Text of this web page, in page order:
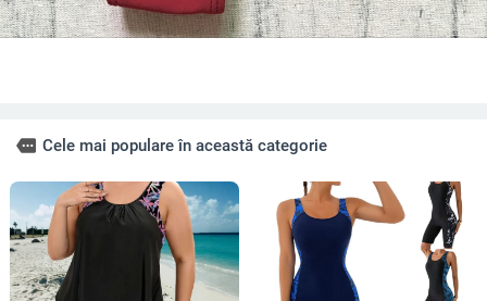
more Cele mai populare în această categorie